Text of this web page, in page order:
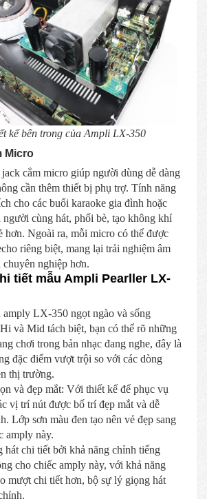
kế bên trong của Ampli LX-350
Micro
cắm micro giúp người dùng dễ dàng
cần thêm thiết bị phụ trợ. Tính năng
cho các buổi karaoke gia đình hoặc
người cùng hát, phối bè, tạo không khí
hơn. Ngoài ra, mỗi micro có thể được
riêng biệt, mang lại trải nghiệm âm
nghiệp hơn.
tiết mẫu Ampli Pearller LX-
amply LX-350 ngọt ngào và sống
và Mid tách biệt, bạn có thể rõ những
chơi trong bản nhạc đang nghe, đây là
đặc điểm vượt trội so với các dòng
thị trường.
và đẹp mắt: Với thiết kế để phục vụ
vị trí nút được bố trí đẹp mắt và dễ
Lớp sơn màu đen tạo nên vẻ đẹp sang
amply này.
chi tiết bởi khả năng chỉnh tiếng
cho chiếc amply này, với khả năng
mượt chi tiết hơn, bộ sự lý giọng hát